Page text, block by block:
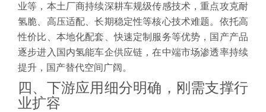
业等，本土厂商持续深耕车规级传感技术，重点攻克耐
氢脆、高压适配、长期稳定性等核心技术难题。依托高
性价比、本地化配套、快速定制服务等优势，国产产品
逐步进入国内氢能车企供应链，在中端市场渗透率持续
提升，国产替代空间广阔。
四、下游应用细分明确，刚需支撑行
业扩容